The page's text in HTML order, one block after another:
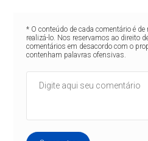
* O conteúdo de cada comentário é
realizá-lo. Nos reservamos ao direito
comentários em desacordo com o
contenham palavras ofensivas.